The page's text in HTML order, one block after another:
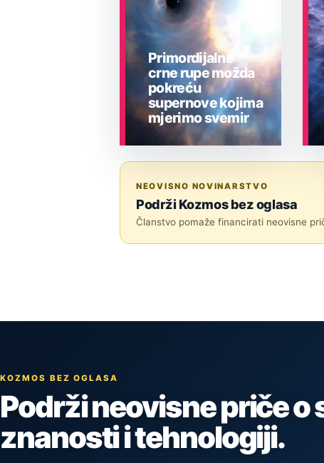
Primordijalne
crne rupe možda
pokreću
supernove kojima
mjerimo svemir
NEOVISNO NOVINARSTVO
Podrži Kozmos bez oglasa
Članstvo pomaže financirati neovisne
KOZMOS BEZ OGLASA
Podrži neovisne priče o
znanosti i tehnologiji.